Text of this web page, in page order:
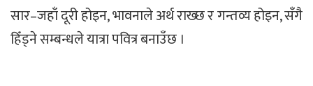
सार–जहाँ दूरी होइन, भावनाले अर्थ राख्छ र गन्तव्य होइन, सँगै
हिँड्ने सम्बन्धले यात्रा पवित्र बनाउँछ ।